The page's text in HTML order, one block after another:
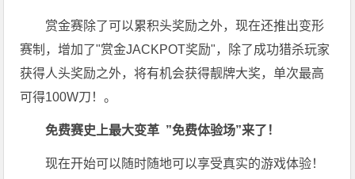
赏金赛除了可以累积头奖励之外，现在还推出变形
赛制，增加了"赏金JACKPOT奖励"，除了成功猎杀玩家
获得人头奖励之外，将有机会获得靓牌大奖，单次最高
可得100W刀！。
免费赛史上最大变革 ”免费体验场”来了！
现在开始可以随时随地可以享受真实的游戏体验！